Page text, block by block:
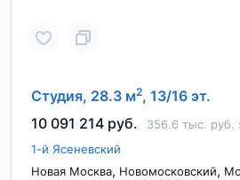
Студия, 28.3 м2, 13/16 эт.
10 091 214 руб.
356.6 тыс. руб.
1-й Ясеневский
Новая Москва, Новомосковский,